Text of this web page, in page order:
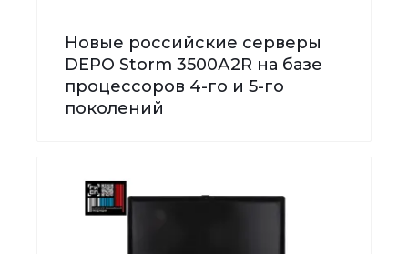
Новые российские серверы
DEPO Storm 3500А2R на базе
процессоров 4-го и 5-го
поколений